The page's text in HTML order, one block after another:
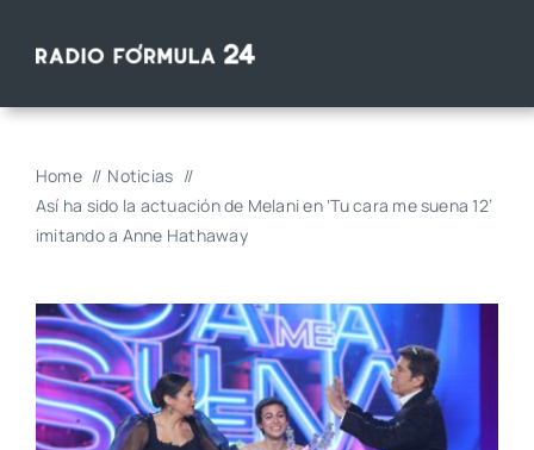
Home
Noticias
Así ha sido la actuación de Melani en ‘Tu cara me suena 12’
imitando a Anne Hathaway